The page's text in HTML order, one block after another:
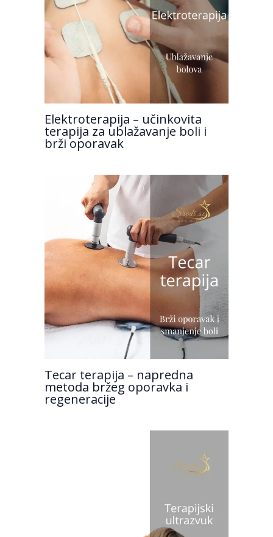
Elektroterapija – učinkovita
terapija za ublažavanje boli i
brži oporavak
Tecar terapija – napredna
metoda bržeg oporavka i
regeneracije